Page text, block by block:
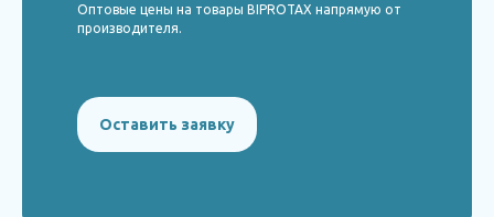
Оптовые цены на товары BIPROTAX напрямую от
производителя.
Оставить заявку